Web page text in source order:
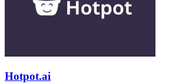
Hotpot.ai